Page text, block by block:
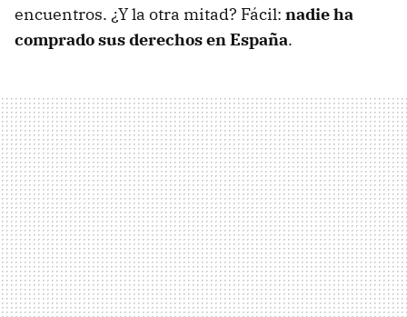
encuentros. ¿Y la otra mitad? Fácil: nadie ha
comprado sus derechos en España.